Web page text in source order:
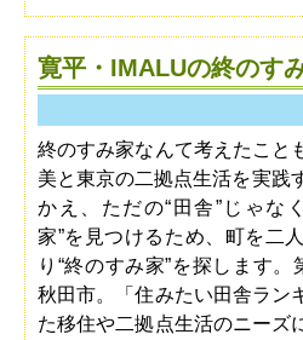
寛平・IMALUの終のす
終のすみ家なんて考えたこと
美と東京の二拠点生活を実践
かえ、ただの“田舎”じゃな
家”を見つけるため、町を二
り“終のすみ家”を探します
秋田市。「住みたい田舎ラン
た移住や二拠点生活のニーズ